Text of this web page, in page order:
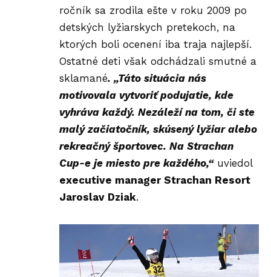
ročník sa zrodila ešte v roku 2009 po
detských lyžiarskych pretekoch, na
ktorých boli ocenení iba traja najlepší.
Ostatné deti však odchádzali smutné a
sklamané. „Táto situácia nás
motivovala vytvoriť podujatie, kde
vyhráva každý. Nezáleží na tom, či ste
malý začiatočník, skúsený lyžiar alebo
rekreačný športovec. Na Strachan
Cup-e je miesto pre každého,“uviedol
executive manager Strachan Resort
Jaroslav Dziak.